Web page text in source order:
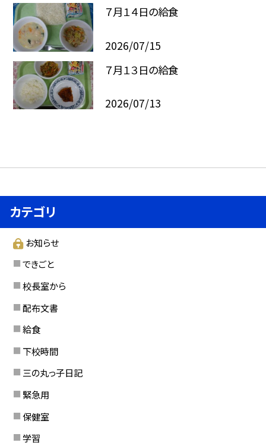
７月１４日の給食
2026/07/15
７月１３日の給食
2026/07/13
カテゴリ
お知らせ
できごと
校長室から
配布文書
給食
下校時間
三の丸っ子日記
緊急用
保健室
学習